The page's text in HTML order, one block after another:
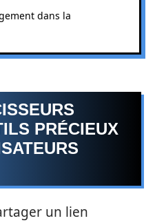
dans la
PRÉCIEUX
un lien